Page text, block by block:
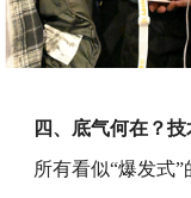
四、底气何在？
所有看似“爆发式